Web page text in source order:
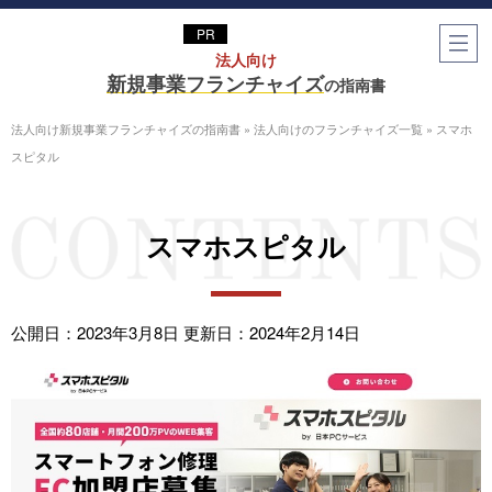
法⼈向け
新規事業フランチャイズの指南書
法人向け新規事業フランチャイズの指南書 » 法人向けのフランチャイズ一覧 » スマホ
スピタル
スマホスピタル
公開日：2023年3月8日 更新日：2024年2月14日